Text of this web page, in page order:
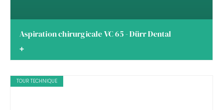
Aspiration chirurgicale VC 65 - Dürr Dental
+
TOUR TECHNIQUE